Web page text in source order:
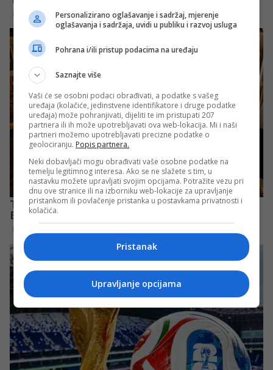
Personalizirano oglašavanje i sadržaj, mjerenje
oglašavanja i sadržaja, uvidi u publiku i razvoj usluga
Pohrana i/ili pristup podacima na uređaju
Saznajte više
Vaši će se osobni podaci obrađivati, a podatke s vašeg
uređaja (kolačiće, jedinstvene identifikatore i druge podatke
uređaja) može pohranjivati, dijeliti te im pristupati 207
partnera ili ih može upotrebljavati ova web-lokacija. Mi i naši
partneri možemo upotrebljavati precizne podatke o
geolociranju. Popis partnera.
Neki dobavljači mogu obrađivati vaše osobne podatke na
temelju legitimnog interesa. Ako se ne slažete s tim, u
nastavku možete upravljati svojim opcijama. Potražite vezu pri
dnu ove stranice ili na izborniku web-lokacije za upravljanje
pristankom ili povlačenje pristanka u postavkama privatnosti i
kolačića.
Pristanak
Upravljanje opcijama